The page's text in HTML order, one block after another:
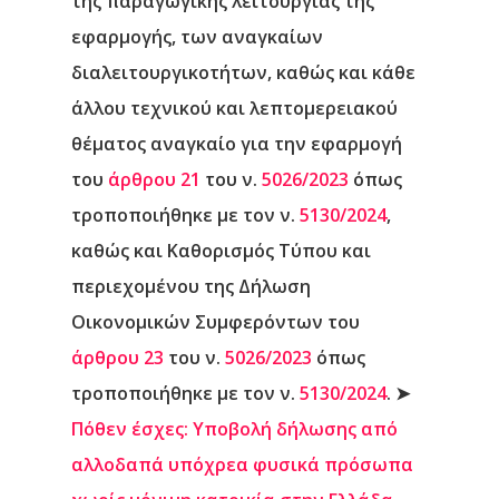
εφαρμογής, των αναγκαίων
διαλειτουργικοτήτων, καθώς και κάθε
άλλου τεχνικού και λεπτομερειακού
θέματος αναγκαίο για την εφαρμογή
του άρθρου 21 του ν. 5026/2023 όπως
τροποποιήθηκε με τον ν. 5130/2024,
καθώς και Καθορισμός Τύπου και
περιεχομένου της Δήλωση
Οικονομικών Συμφερόντων του
άρθρου 23 του ν. 5026/2023 όπως
τροποποιήθηκε με τον ν. 5130/2024. ➤
Πόθεν έσχες: Υποβολή δήλωσης από
αλλοδαπά υπόχρεα φυσικά πρόσωπα